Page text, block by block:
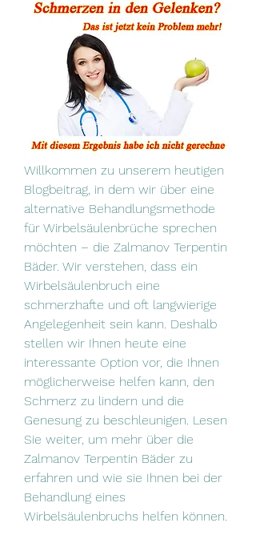
Willkommen zu unserem heutigen
Blogbeitrag, in dem wir über eine
alternative Behandlungsmethode
für Wirbelsäulenbrüche sprechen
möchten – die Zalmanov Terpentin
Bäder. Wir verstehen, dass ein
Wirbelsäulenbruch eine
schmerzhafte und oft langwierige
Angelegenheit sein kann. Deshalb
stellen wir Ihnen heute eine
interessante Option vor, die Ihnen
möglicherweise helfen kann, den
Schmerz zu lindern und die
Genesung zu beschleunigen. Lesen
Sie weiter, um mehr über die
Zalmanov Terpentin Bäder zu
erfahren und wie sie Ihnen bei der
Behandlung eines
Wirbelsäulenbruchs helfen können.